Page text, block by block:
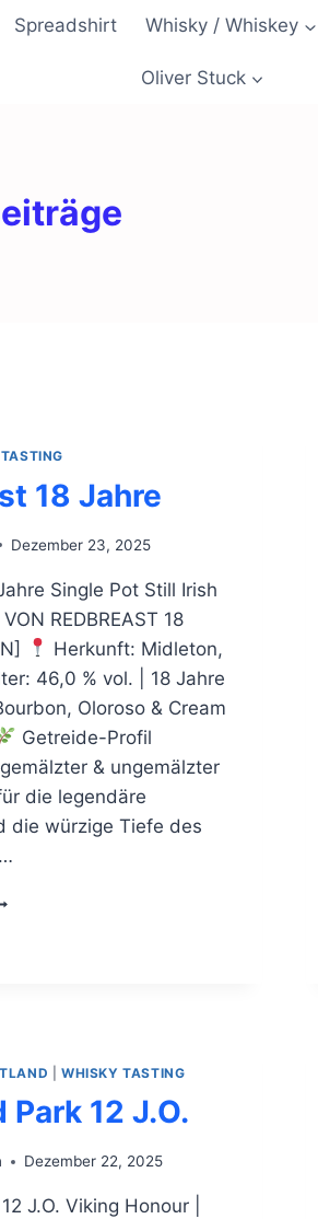
Spreadshirt Whisky / Whiskey
Oliver Stuck
18 Jahre
Dezember 23, 2025
Single Pot Still Irish
REDBREAST 18
Herkunft: Midleton,
46,0 % vol. | 18 Jahre
Oloroso & Cream
Getreide-Profil
& ungemälzter
die legendäre
die würzige Tiefe des
…
|WHISKY TASTING
Park 12 J.O.
Dezember 22, 2025
J.O. Viking Honour |